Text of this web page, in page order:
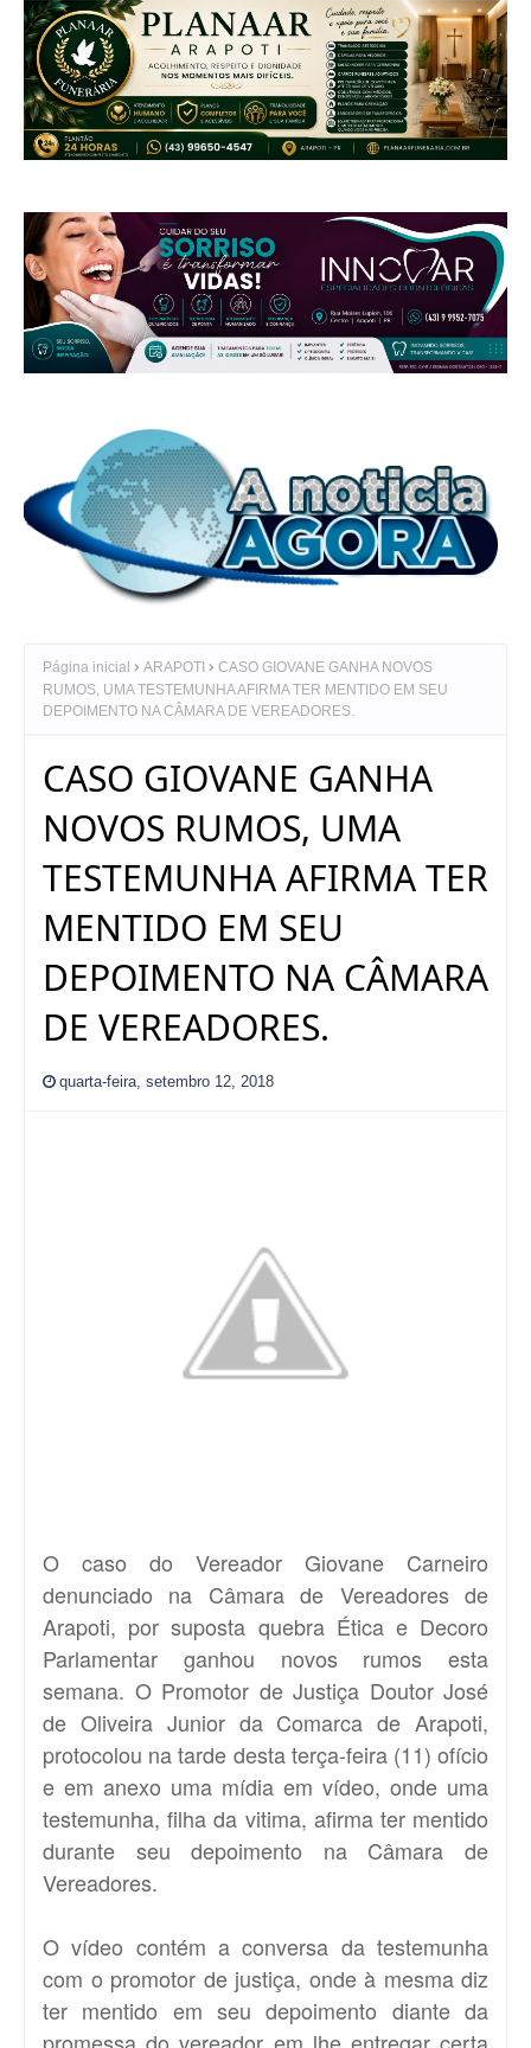
Página inicial ARAPOTI
CASO GIOVANE GANHA NOVOS
RUMOS, UMA TESTEMUNHA AFIRMA TER MENTIDO EM SEU
DEPOIMENTO NA CÂMARA DE VEREADORES.
CASO GIOVANE GANHA
NOVOS RUMOS, UMA
TESTEMUNHA AFIRMA TER
MENTIDO EM SEU
DEPOIMENTO NA CÂMARA
DE VEREADORES.
quarta-feira, setembro 12, 2018
O caso do Vereador Giovane Carneiro
denunciado na Câmara de Vereadores de
Arapoti, por suposta quebra Ética e Decoro
Parlamentar ganhou novos rumos esta
semana. O Promotor de Justiça Doutor José
de Oliveira Junior da Comarca de Arapoti,
protocolou na tarde desta terça-feira (11) ofício
e em anexo uma mídia em vídeo, onde uma
testemunha, filha da vitima, afirma ter mentido
durante seu depoimento na Câmara de
Vereadores.
O vídeo contém a conversa da testemunha
com o promotor de justiça, onde à mesma diz
ter mentido em seu depoimento diante da